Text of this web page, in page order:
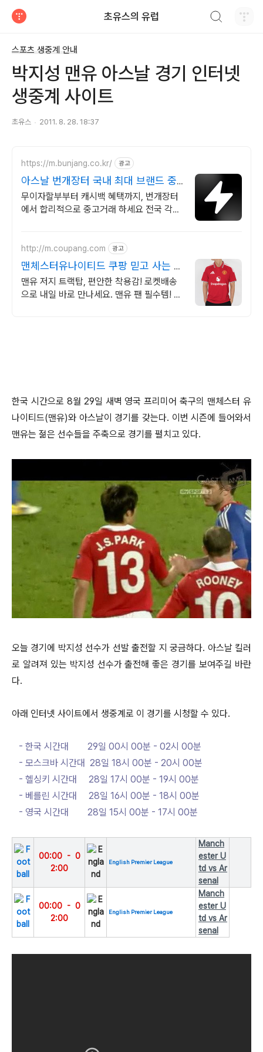
초유스의 유럽
스포츠 생중계 안내
박지성 맨유 아스날 경기 인터넷
생중계 사이트
초유스 2011. 8. 28. 18:37
https://m.bunjang.co.kr/ 광고
아스날 번개장터 국내 최대 브랜드 중
고거래
무이자할부부터 캐시백 혜택까지, 번개장터
에서 합리적으로 중고거래 하세요 전국 각지
http://m.coupang.com 광고
맨체스터유나이티드 쿠팡 믿고 사는 안
심 쇼핑
맨유 저지 트랙탑, 편안한 착용감! 로켓배송
으로 내일 바로 만나세요. 맨유 팬 필수템! 응
한국 시간으로 8월 29일 새벽 영국 프리미어 축구의 맨체스터 유
나이티드(맨유)와 아스날이 경기를 갖는다. 이번 시즌에 들어와서
맨유는 젊은 선수들을 주축으로 경기를 펼치고 있다.
오늘 경기에 박지성 선수가 선발 출전할 지 궁금하다. 아스날 킬러
로 알려져 있는 박지성 선수가 출전해 좋은 경기를 보여주길 바란
다.
아래 인터넷 사이트에서 생중계로 이 경기를 시청할 수 있다.
- 한국 시간대 29일 00시 00분 - 02시 00분
- 모스크바 시간대 28일 18시 00분 - 20시 00분
- 헬싱키 시간대 28일 17시 00분 - 19시 00분
- 베를린 시간대 28일 16시 00분 - 18시 00분
- 영국 시간대 28일 15시 00분 - 17시 00분
00:00- 0
2:00
English Premier League
Manch
ester U
td vs Ar
senal
00:00- 0
2:00
English Premier League
Manch
ester U
td vs Ar
senal